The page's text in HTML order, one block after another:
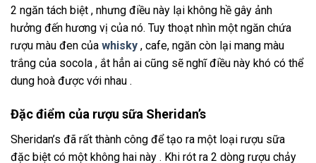
2 ngăn tách biệt , nhưng điều này lại không hề gây ảnh
hưởng đến hương vị của nó. Tuy thoạt nhìn một ngăn chứa
rượu màu đen của whisky , cafe, ngăn còn lại mang màu
trắng của socola , ắt hẳn ai cũng sẽ nghĩ điều này khó có thể
dung hoà được với nhau .
Đặc điểm của rượu sữa Sheridan’s
Sheridan’s đã rất thành công để tạo ra một loại rượu sữa
đặc biệt có một không hai này . Khi rót ra 2 dòng rượu chảy